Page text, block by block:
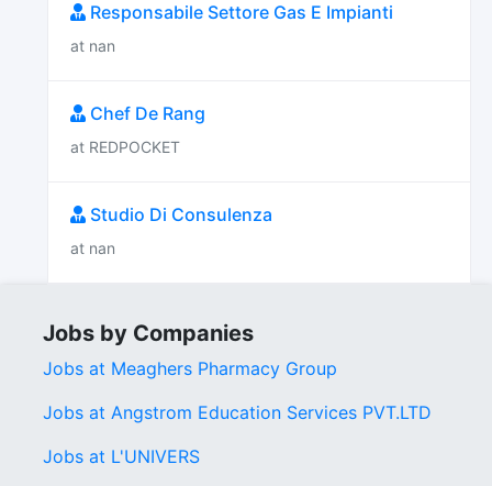
Responsabile Settore Gas E Impianti
at nan
Chef De Rang
at REDPOCKET
Studio Di Consulenza
at nan
Jobs by Companies
Jobs at Meaghers Pharmacy Group
Jobs at Angstrom Education Services PVT.LTD
Jobs at L'UNIVERS